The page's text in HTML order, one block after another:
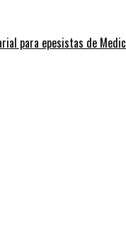
para epesistas de